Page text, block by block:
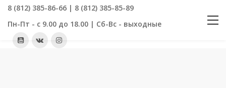
8 (812) 385-86-66 | 8 (812) 385-85-89
Пн-Пт - с 9.00 до 18.00 | Сб-Вс - выходные